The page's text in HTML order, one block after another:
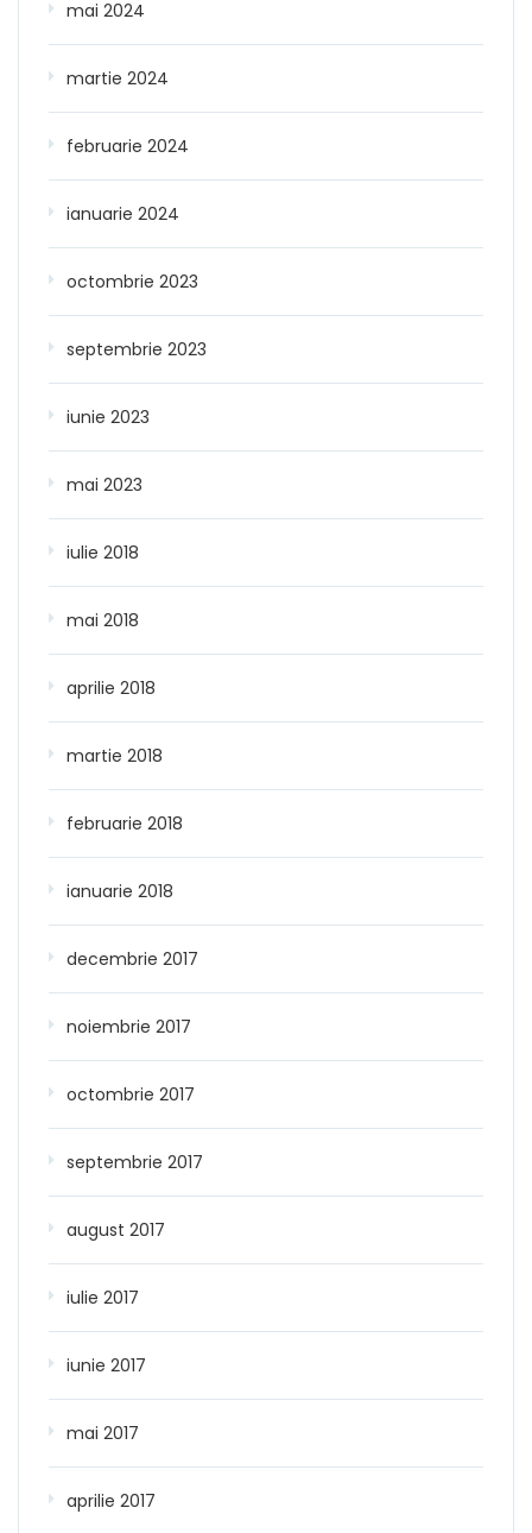
mai 2024
martie 2024
februarie 2024
ianuarie 2024
octombrie 2023
septembrie 2023
iunie 2023
mai 2023
iulie 2018
mai 2018
aprilie 2018
martie 2018
februarie 2018
ianuarie 2018
decembrie 2017
noiembrie 2017
octombrie 2017
septembrie 2017
august 2017
iulie 2017
iunie 2017
mai 2017
aprilie 2017